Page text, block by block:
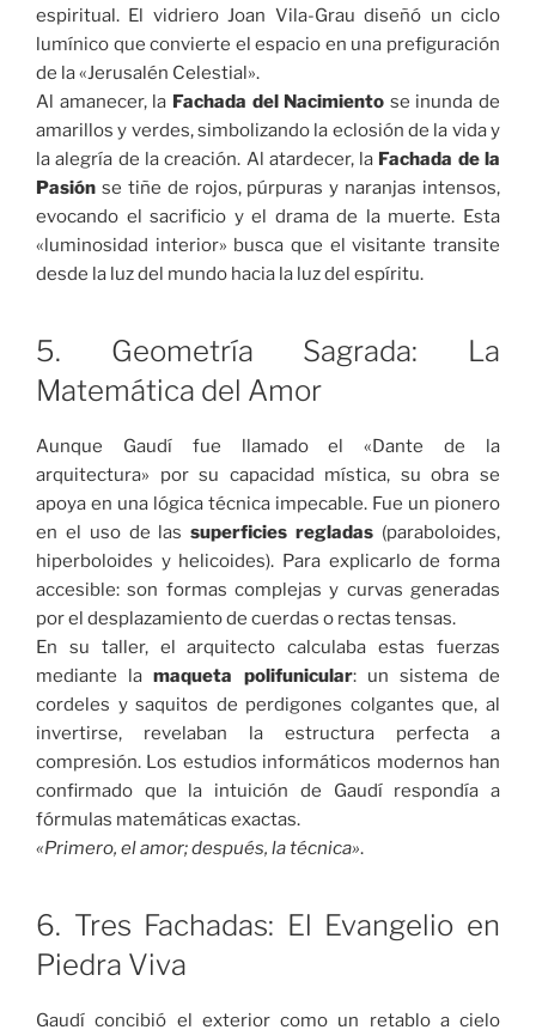
espiritual. El vidriero Joan Vila-Grau diseñó un ciclo
lumínico que convierte el espacio en una prefiguración
de la «Jerusalén Celestial».
Al amanecer, la Fachada del Nacimiento se inunda de
amarillos y verdes, simbolizando la eclosión de la vida y
la alegría de la creación. Al atardecer, la Fachada de la
Pasión se tiñe de rojos, púrpuras y naranjas intensos,
evocando el sacrificio y el drama de la muerte. Esta
«luminosidad interior» busca que el visitante transite
desde la luz del mundo hacia la luz del espíritu.
5. Geometría Sagrada: La
Matemática del Amor
Aunque Gaudí fue llamado el «Dante de la
arquitectura» por su capacidad mística, su obra se
apoya en una lógica técnica impecable. Fue un pionero
en el uso de lassuperficies regladas (paraboloides,
hiperboloides y helicoides). Para explicarlo de forma
accesible: son formas complejas y curvas generadas
por el desplazamiento de cuerdas o rectas tensas.
En su taller, el arquitecto calculaba estas fuerzas
mediante lamaqueta polifunicular: un sistema de
cordeles y saquitos de perdigones colgantes que, al
invertirse, revelaban la estructura perfecta a
compresión. Los estudios informáticos modernos han
confirmado que la intuición de Gaudí respondía a
fórmulas matemáticas exactas.
«Primero, el amor; después, la técnica».
6. Tres Fachadas: El Evangelio en
Piedra Viva
Gaudí concibió el exterior como un retablo a cielo